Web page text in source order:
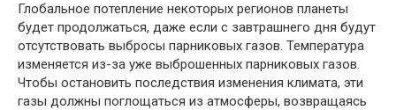
Глобальное потепление некоторых регионов планеты
будет продолжаться, даже если с завтрашнего дня будут
отсутствовать выбросы парниковых газов. Температура
изменяется из-за уже выброшенных парниковых газов.
Чтобы остановить последствия изменения климата, эти
газы должны поглощаться из атмосферы, возвращаясь